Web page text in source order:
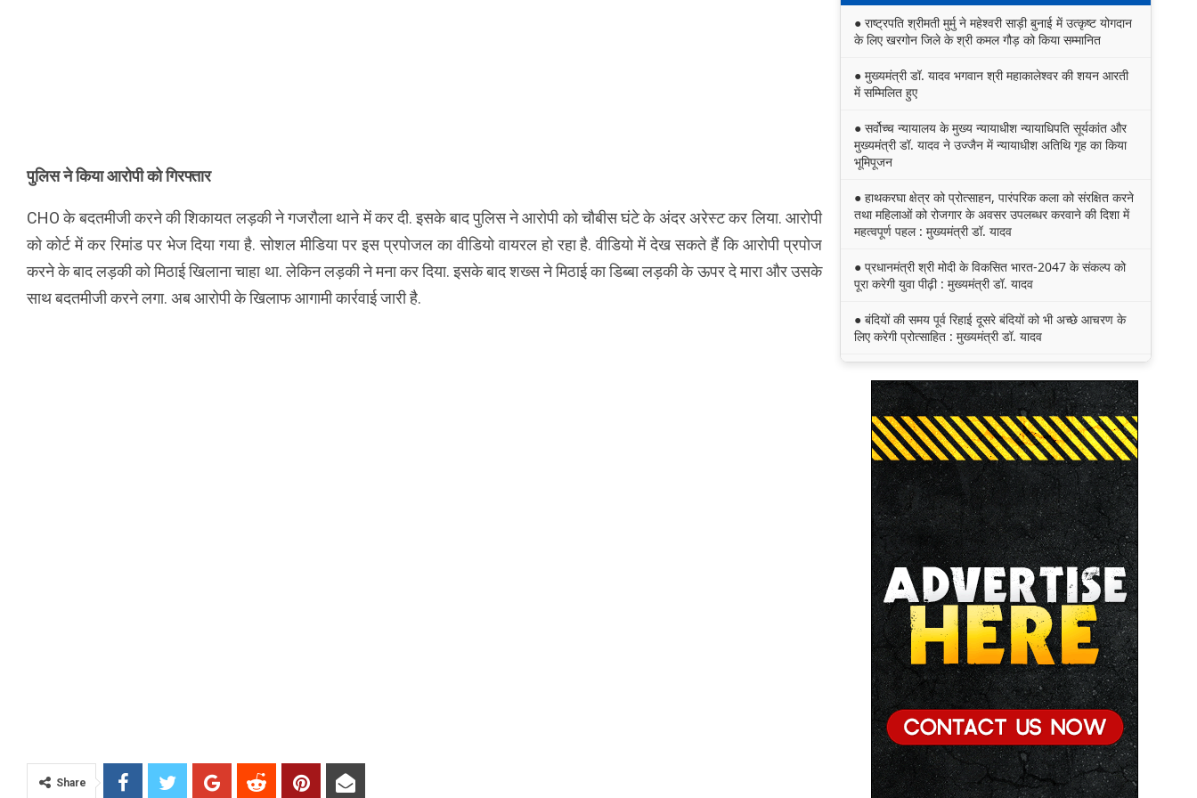
पुलिस ने किया आरोपी को गिरफ्तार
CHO के बदतमीजी करने की शिकायत लड़की ने गजरौला थाने में कर दी. इसके बाद पुलिस ने आरोपी को चौबीस घंटे के अंदर अरेस्ट कर लिया. आरोपी
को कोर्ट में कर रिमांड पर भेज दिया गया है. सोशल मीडिया पर इस प्रपोजल का वीडियो वायरल हो रहा है. वीडियो में देख सकते हैं कि आरोपी प्रपोज
करने के बाद लड़की को मिठाई खिलाना चाहा था. लेकिन लड़की ने मना कर दिया. इसके बाद शख्स ने मिठाई का डिब्बा लड़की के ऊपर दे मारा और उसके
साथ बदतमीजी करने लगा. अब आरोपी के खिलाफ आगामी कार्रवाई जारी है.
Share
● राष्ट्रपति श्रीमती मुर्मु ने महेश्वरी साड़ी बुनाई में उत्कृष्ट योगदान
के लिए खरगोन जिले के श्री कमल गौड़ को किया सम्मानित
● मुख्यमंत्री डॉ. यादव भगवान श्री महाकालेश्‍वर की शयन आरती
में सम्मिलित हुए
● सर्वोच्च न्यायालय के मुख्‍य न्‍यायाधीश न्यायाधिपति सूर्यकांत और
मुख्यमंत्री डॉ. यादव ने उज्जैन में न्यायाधीश अतिथि गृह का किया
भूमिपूजन
● हाथकरघा क्षेत्र को प्रोत्साहन, पारंपरिक कला को संरक्षित करने
तथा महिलाओं को रोजगार के अवसर उपलब्धर करवाने की दिशा में
महत्वपूर्ण पहल : मुख्यमंत्री डॉ. यादव
● प्रधानमंत्री श्री मोदी के विकसित भारत-2047 के संकल्प को
पूरा करेगी युवा पीढ़ी : मुख्यमंत्री डॉ. यादव
● बंदियों की समय पूर्व रिहाई दूसरे बंदियों को भी अच्छे आचरण के
लिए करेगी प्रोत्साहित : मुख्यमंत्री डॉ. यादव
● छिंदवाड़ा को औद्योगिक हब बनाने की दिशा में तेज होंगे प्रयास :
मुख्यमंत्री डॉ. यादव
● जन सेवा में संवेदनशीलता ही सुशासन की पहचान : मुख्यमंत्री
डॉ. यादव
● प्रशिक्षु छात्राएं आत्मविश्वास रखें, तकनीकी दक्षता के साथ
अपनी जड़ों से जुड़े : मुख्यमंत्री डॉ. यादव